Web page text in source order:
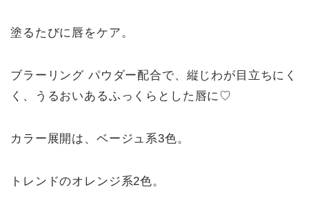
塗るたびに唇をケア。
ブラーリング パウダー配合で、縦じわが目立ちにく
く、うるおいあるふっくらとした唇に♡
カラー展開は、ベージュ系3色。
トレンドのオレンジ系2色。